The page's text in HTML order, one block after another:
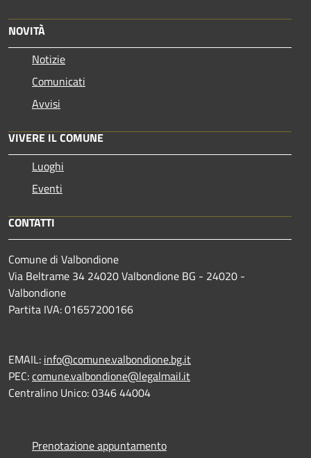
NOVITÀ
Notizie
Comunicati
Avvisi
VIVERE IL COMUNE
Luoghi
Eventi
CONTATTI
Comune di Valbondione
Via Beltrame 34 24020 Valbondione BG - 24020 -
Valbondione
Partita IVA: 01657200166
EMAIL: info@comune.valbondione.bg.it
PEC:comune.valbondione@legalmail.it
Centralino Unico: 0346 44004
Prenotazione appuntamento